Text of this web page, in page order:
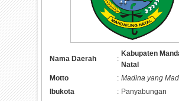
Nama Daerah :
Kabupaten
Natal
Motto
: Madina yang
Ibukota
: Panyabungan